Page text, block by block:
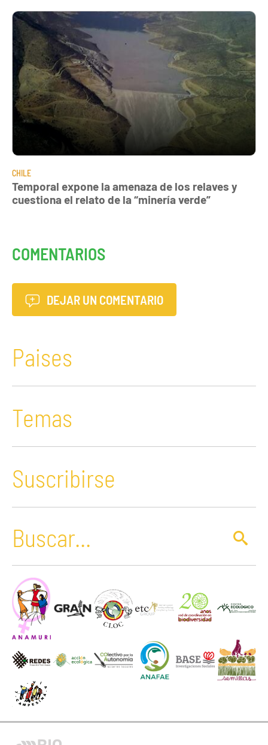
CHILE
Temporal expone la amenaza de los relaves y
cuestiona el relato de la “minería verde”
COMENTARIOS
DEJAR UN COMENTARIO
Paises
Temas
Suscribirse